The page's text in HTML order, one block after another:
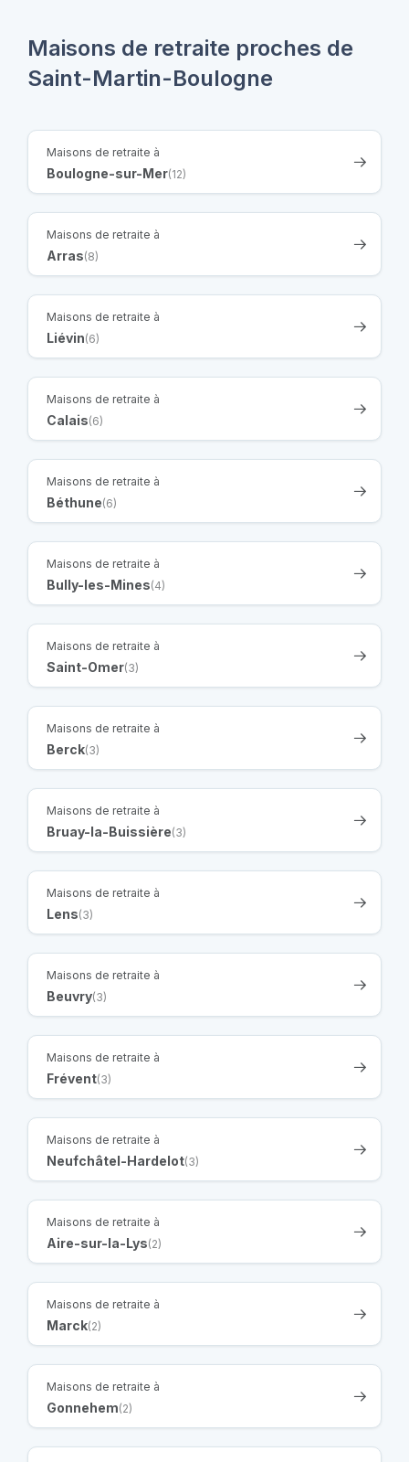
Maisons de retraite proches de
Saint-Martin-Boulogne
Maisons de retraite à
Boulogne-sur-Mer(12)
Maisons de retraite à
Arras(8)
Maisons de retraite à
Liévin(6)
Maisons de retraite à
Calais(6)
Maisons de retraite à
Béthune(6)
Maisons de retraite à
Bully-les-Mines(4)
Maisons de retraite à
Saint-Omer(3)
Maisons de retraite à
Berck(3)
Maisons de retraite à
Bruay-la-Buissière(3)
Maisons de retraite à
Lens(3)
Maisons de retraite à
Beuvry(3)
Maisons de retraite à
Frévent(3)
Maisons de retraite à
Neufchâtel-Hardelot(3)
Maisons de retraite à
Aire-sur-la-Lys(2)
Maisons de retraite à
Marck(2)
Maisons de retraite à
Gonnehem(2)